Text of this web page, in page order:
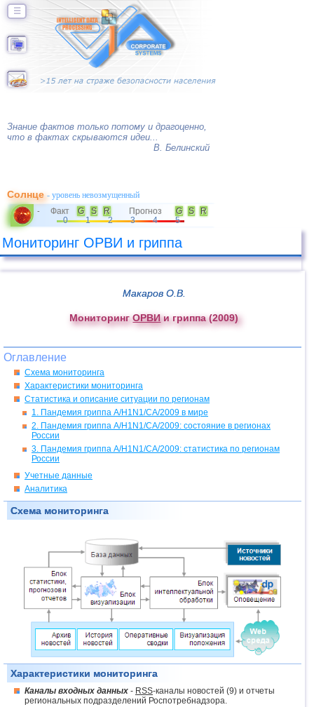
☰
Знание фактов только потому и драгоценно,
что в фактах скрываются идеи...
В. Белинский
Солнце- уровень невозмущенный
- Факт G S R Прогноз G S
R
0
1 2 3 4 5
Мониторинг ОРВИ и гриппа
Макаров О.В.
МониторингОРВИи гриппа (2009)
Оглавление
Схема мониторинга
Характеристики мониторинга
Статистика и описание ситуации по регионам
1. Пандемия гриппа A/H1N1/CA/2009 в мире
2. Пандемия гриппа A/H1N1/CA/2009: состояние в регионах
России
3. Пандемия гриппа A/H1N1/CA/2009: статистика по регионам
России
Учетные данные
Аналитика
Схема мониторинга
Характеристики мониторинга
Каналы входных данных - RSS-каналы новостей (9) и отчеты
региональных подразделений Роспотребнадзора.